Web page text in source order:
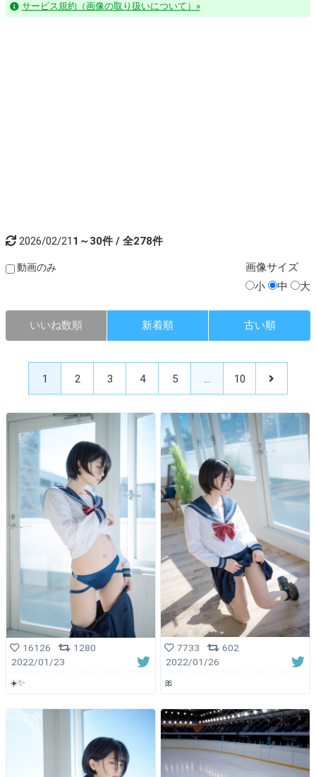
サービス規約（画像の取り扱いについて）»
2026/02/21 1～30件 / 全278件
動画のみ 画像サイズ
小
中 大
いいね数順 新着順 古い順
1 2 3 4 5 … 10
16126
1280
2022/01/23
☀️✨
7733
602
2022/01/26
🎀